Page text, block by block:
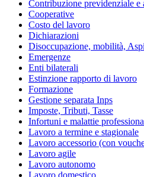
Contribuzione previdenziale e
Cooperative
Costo del lavoro
Dichiarazioni
Disoccupazione, mobilità,
Emergenze
Enti bilaterali
Estinzione rapporto di lavoro
Formazione
Gestione separata Inps
Imposte, Tributi, Tasse
Infortuni e malattie
Lavoro a termine e stagionale
Lavoro accessorio (con
Lavoro agile
Lavoro autonomo